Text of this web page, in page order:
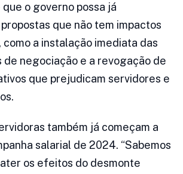
o governo possa já
que não tem impactos
a instalação imediata das
de negociação e a revogação de
que prejudicam servidores e
também já começam a
salarial de 2024. “Sabemos
os efeitos do desmonte